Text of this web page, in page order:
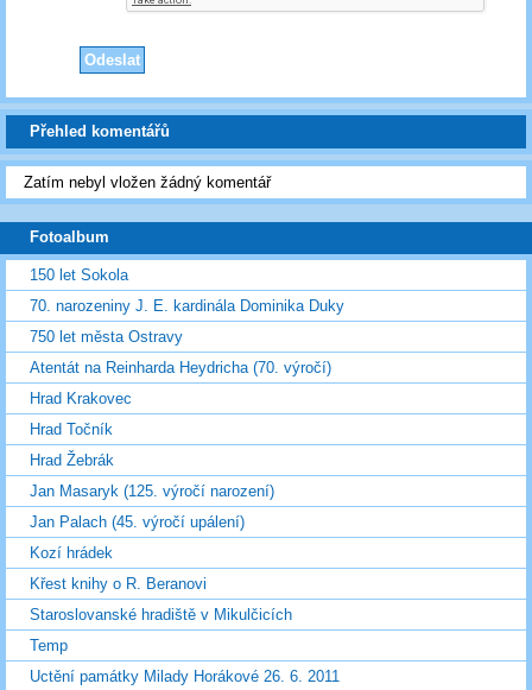
Přehled komentářů
Zatím nebyl vložen žádný komentář
Fotoalbum
150 let Sokola
70. narozeniny J. E. kardinála Dominika Duky
750 let města Ostravy
Atentát na Reinharda Heydricha (70. výročí)
Hrad Krakovec
Hrad Točník
Hrad Žebrák
Jan Masaryk (125. výročí narození)
Jan Palach (45. výročí upálení)
Kozí hrádek
Křest knihy o R. Beranovi
Staroslovanské hradiště v Mikulčicích
Temp
Uctění památky Milady Horákové 26. 6. 2011